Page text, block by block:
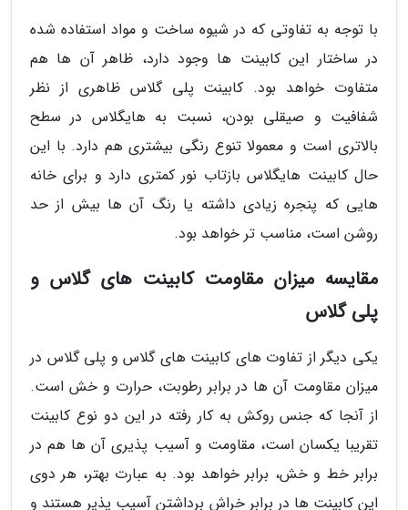
با توجه به تفاوتی که در شیوه ساخت و مواد استفاده شده
در ساختار این کابینت ها وجود دارد، ظاهر آن ها هم
متفاوت خواهد بود. کابینت پلی گلاس ظاهری از نظر
شفافیت و صیقلی بودن، نسبت به هایگلاس در سطح
بالاتری است و معمولا تنوع رنگی بیشتری هم دارد. با این
حال کابینت هایگلاس بازتاب نور کمتری دارد و برای خانه
هایی که پنجره زیادی داشته یا رنگ آن ها بیش از حد
روشن است، مناسب تر خواهد بود.
مقایسه میزان مقاومت کابینت های گلاس و
پلی گلاس
یکی دیگر از تفاوت های کابینت های گلاس و پلی گلاس در
میزان مقاومت آن ها در برابر رطوبت، حرارت و خش است.
از آنجا که جنس روکش به کار رفته در این دو نوع کابینت
تقریبا یکسان است، مقاومت و آسیب پذیری آن ها هم در
برابر خط و خش، برابر خواهد بود. به عبارت بهتر، هر دوی
این کابینت ها در برابر خراش برداشتن آسیب پذیر هستند و